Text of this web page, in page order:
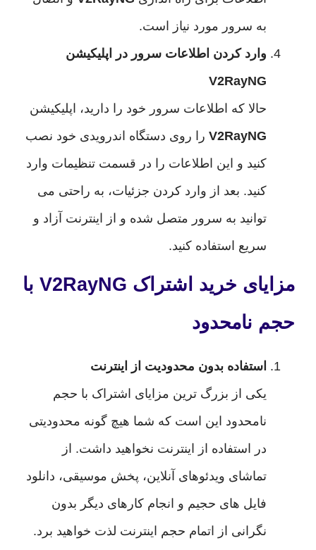
به سرور مورد نیاز است.
وارد کردن اطلاعات سرور در اپلیکیشن
V2RayNG
حالا که اطلاعات سرور خود را دارید، اپلیکیشن
V2RayNGرا روی دستگاه اندرویدی خود نصب
کنید و این اطلاعات را در قسمت تنظیمات وارد
کنید. بعد از وارد کردن جزئیات، به راحتی می
توانید به سرور متصل شده و از اینترنت آزاد و
سریع استفاده کنید.
مزایای خرید اشتراک V2RayNG با
نامحدود
استفاده بدون محدودیت از اینترنت
یکی از بزرگ ترین مزایای اشتراک با حجم
نامحدود این است که شما هیچ گونه محدودیتی
در استفاده از اینترنت نخواهید داشت. از
تماشای ویدئوهای آنلاین، پخش موسیقی، دانلود
فایل های حجیم و انجام کارهای دیگر بدون
نگرانی از اتمام حجم اینترنت لذت خواهید برد.